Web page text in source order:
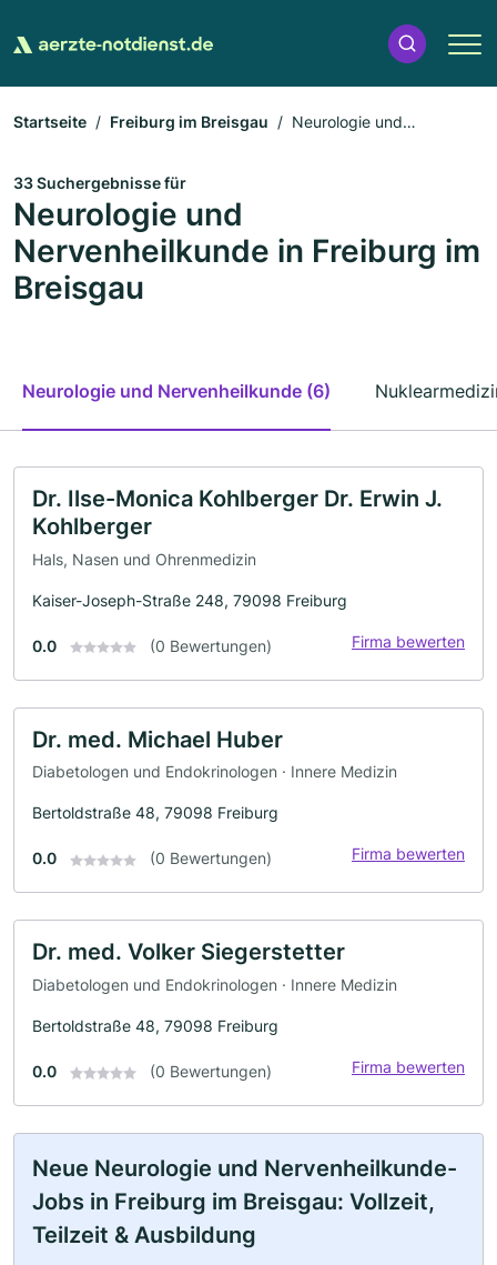
Startseite Freiburg im Breisgau
Neurologie und
33 Suchergebnisse für
Neurologie und
Nervenheilkunde in Freiburg im
Breisgau
Neurologie und Nervenheilkunde (6)
Dr. Ilse-Monica Kohlberger Dr. Erwin J.
Kohlberger
Hals, Nasen und Ohrenmedizin
Kaiser-Joseph-Straße 248, 79098 Freiburg
0.0 (0 Bewertungen) Firma bewerten
Dr. med. Michael Huber
Diabetologen und Endokrinologen · Innere Medizin
Bertoldstraße 48, 79098 Freiburg
0.0 (0 Bewertungen) Firma bewerten
Dr. med. Volker Siegerstetter
Diabetologen und Endokrinologen · Innere Medizin
Bertoldstraße 48, 79098 Freiburg
0.0 (0 Bewertungen) Firma bewerten
Neue Neurologie und Nervenheilkunde-
Jobs in Freiburg im Breisgau: Vollzeit,
Teilzeit & Ausbildung